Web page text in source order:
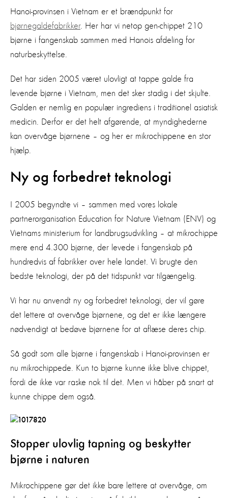
Hanoi-provinsen i Vietnam er et brændpunkt for
bjørnegaldefabrikker. Her har vi netop gen-chippet 210
bjørne i fangenskab sammen med Hanois afdeling for
naturbeskyttelse.
Det har siden 2005 været ulovligt at tappe galde fra
levende bjørne i Vietnam, men det sker stadig i det skjulte.
Galden er nemlig en populær ingrediens i traditionel asiatisk
medicin. Derfor er det helt afgørende, at myndighederne
kan overvåge bjørnene – og her er mikrochippene en stor
hjælp.
Ny og forbedret teknologi
I 2005 begyndte vi – sammen med vores lokale
partnerorganisation Education for Nature Vietnam (ENV) og
Vietnams ministerium for landbrugsudvikling – at mikrochippe
mere end 4.300 bjørne, der levede i fangenskab på
hundredvis af fabrikker over hele landet. Vi brugte den
bedste teknologi, der på det tidspunkt var tilgængelig.
Vi har nu anvendt ny og forbedret teknologi, der vil gøre
det lettere at overvåge bjørnene, og det er ikke længere
nødvendigt at bedøve bjørnene for at aflæse deres chip.
Så godt som alle bjørne i fangenskab i Hanoi-provinsen er
nu mikrochippede. Kun to bjørne kunne ikke blive chippet,
fordi de ikke var raske nok til det. Men vi håber på snart at
kunne chippe dem også.
Stopper ulovlig tapning og beskytter
bjørne i naturen
Mikrochippene gør det ikke bare lettere at overvåge, om